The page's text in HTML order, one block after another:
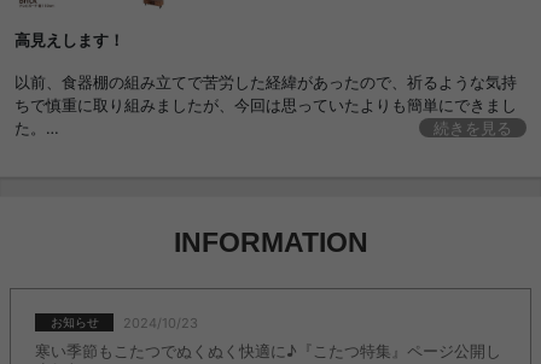
高見えします！
以前、食器棚の組み立てで苦労した経緯があったので、祈るような気持
ちで慎重に取り組みましたが、今回は思っていたよりも簡単にできまし
た。
続きを見る
INFORMATION
お知らせ 2024/10/23
寒い季節もこたつでぬくぬく快適に♪『こたつ特集』ページ公開し